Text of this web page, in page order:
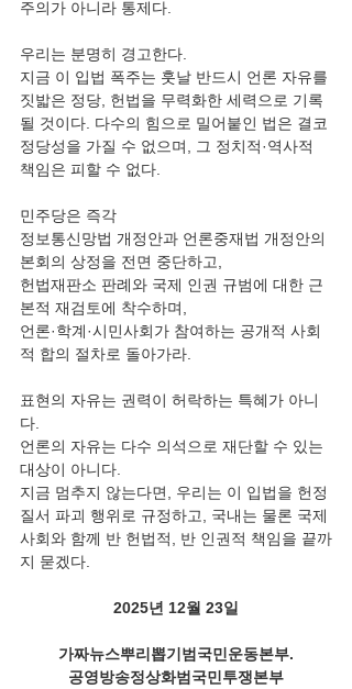
주의가 아니라 통제다.
우리는 분명히 경고한다.
지금 이 입법 폭주는 훗날 반드시 언론 자유를
짓밟은 정당, 헌법을 무력화한 세력으로 기록
될 것이다. 다수의 힘으로 밀어붙인 법은 결코
정당성을 가질 수 없으며, 그 정치적·역사적
책임은 피할 수 없다.
민주당은 즉각
정보통신망법 개정안과 언론중재법 개정안의
본회의 상정을 전면 중단하고,
헌법재판소 판례와 국제 인권 규범에 대한 근
본적 재검토에 착수하며,
언론·학계·시민사회가 참여하는 공개적 사회
적 합의 절차로 돌아가라.
표현의 자유는 권력이 허락하는 특혜가 아니
다.
언론의 자유는 다수 의석으로 재단할 수 있는
대상이 아니다.
지금 멈추지 않는다면, 우리는 이 입법을 헌정
질서 파괴 행위로 규정하고, 국내는 물론 국제
사회와 함께 반 헌법적, 반 인권적 책임을 끝까
지 묻겠다.
2025년 12월 23일
가짜뉴스뿌리뽑기범국민운동본부.
공영방송정상화범국민투쟁본부